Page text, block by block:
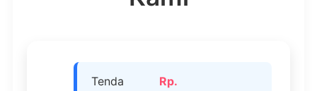
Tenda
Rp.